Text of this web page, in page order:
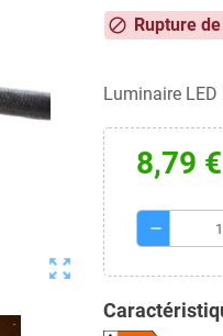
zoom_out_map
error_outline
Produit
Luminaire
8,79 €
remove